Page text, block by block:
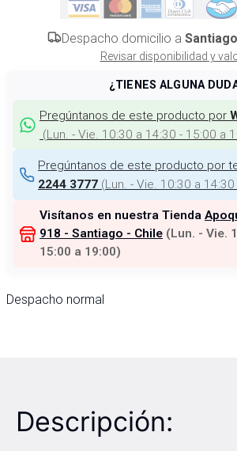
Despacho domicilio a
Revisar disponibilidad y
¿TIENES ALGUNA
Pregúntanos de este producto por
(Lun. - Vie. 10:30 a 14:30 - 15:00 a
Pregúntanos de este producto por
2244 3777 (Lun. - Vie. 10:30 a
Visítanos en nuestra Tienda
918 - Santiago - Chile (Lun. - Vie.
15:00 a 19:00)
Despacho normal
Descripción: